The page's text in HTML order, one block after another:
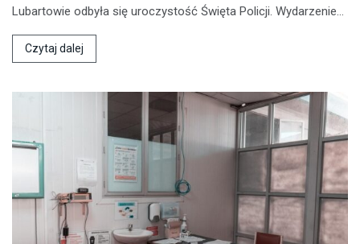
Lubartowie odbyła się uroczystość Święta Policji. Wydarzenie…
Czytaj dalej